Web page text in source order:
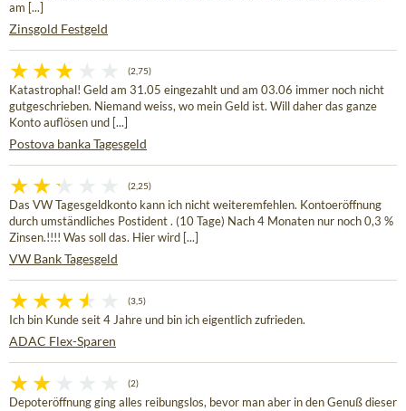
am [...]
Zinsgold Festgeld
(2,75)
Katastrophal! Geld am 31.05 eingezahlt und am 03.06 immer noch nicht
gutgeschrieben. Niemand weiss, wo mein Geld ist. Will daher das ganze
Konto auflösen und [...]
Postova banka Tagesgeld
(2,25)
Das VW Tagesgeldkonto kann ich nicht weiteremfehlen. Kontoeröffnung
durch umständliches Postident . (10 Tage) Nach 4 Monaten nur noch 0,3 %
Zinsen.!!!! Was soll das. Hier wird [...]
VW Bank Tagesgeld
(3,5)
Ich bin Kunde seit 4 Jahre und bin ich eigentlich zufrieden.
ADAC Flex-Sparen
(2)
Depoteröffnung ging alles reibungslos, bevor man aber in den Genuß dieser